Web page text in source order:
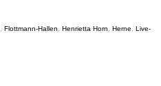
, Flottmann-Hallen, Henrietta Horn, Herne, Live-